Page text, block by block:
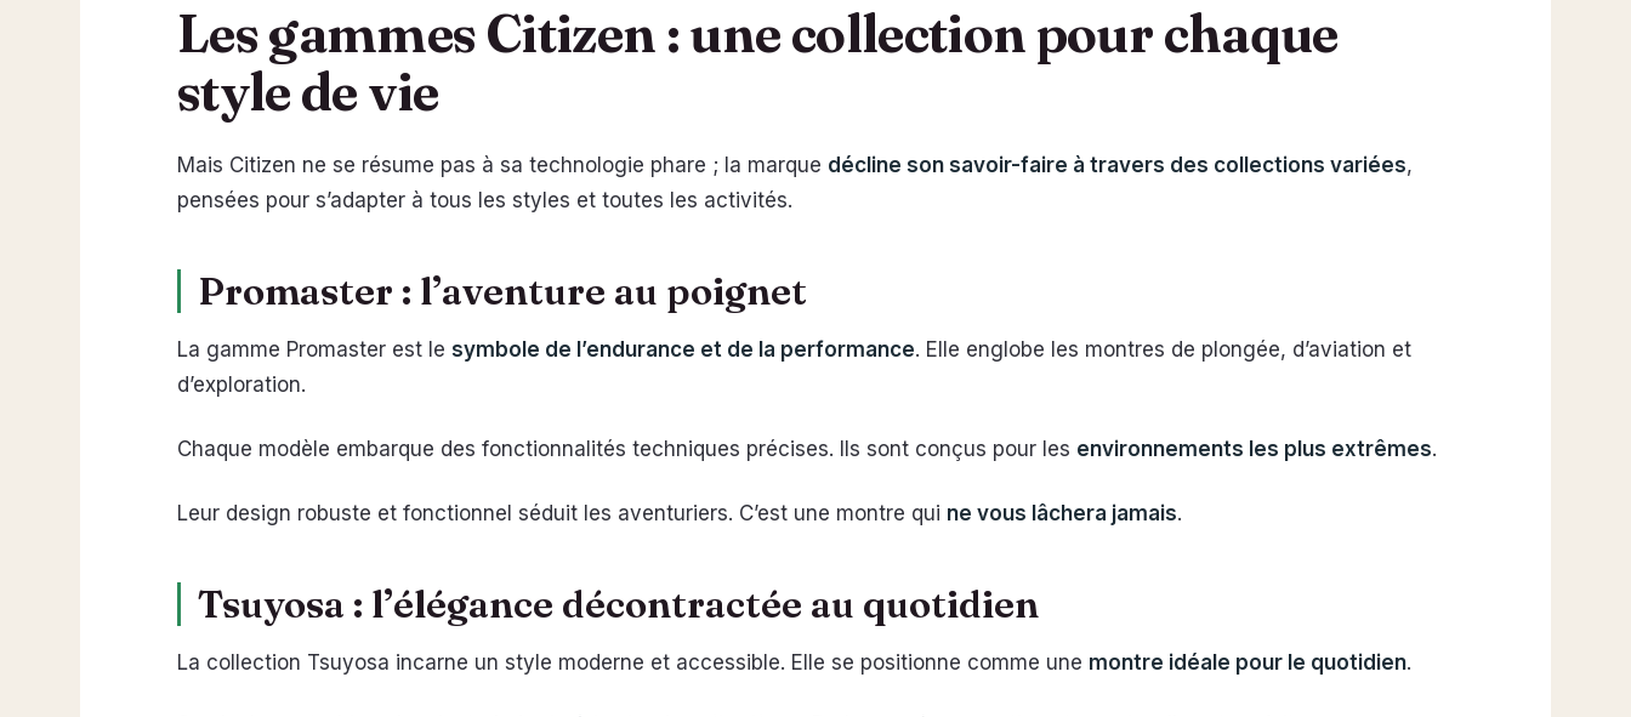
Les gammes Citizen : une collection pour chaque
style de vie
Mais Citizen ne se résume pas à sa technologie phare ; la marque décline son savoir-faire à travers des collections variées,
pensées pour s’adapter à tous les styles et toutes les activités.
Promaster : l’aventure au poignet
La gamme Promaster est le symbole de l’endurance et de la performance. Elle englobe les montres de plongée, d’aviation et
d’exploration.
Chaque modèle embarque des fonctionnalités techniques précises. Ils sont conçus pour les environnements les plus extrêmes.
Leur design robuste et fonctionnel séduit les aventuriers. C’est une montre qui ne vous lâchera jamais.
Tsuyosa : l’élégance décontractée au quotidien
La collection Tsuyosa incarne un style moderne et accessible. Elle se positionne comme une montre idéale pour le quotidien.